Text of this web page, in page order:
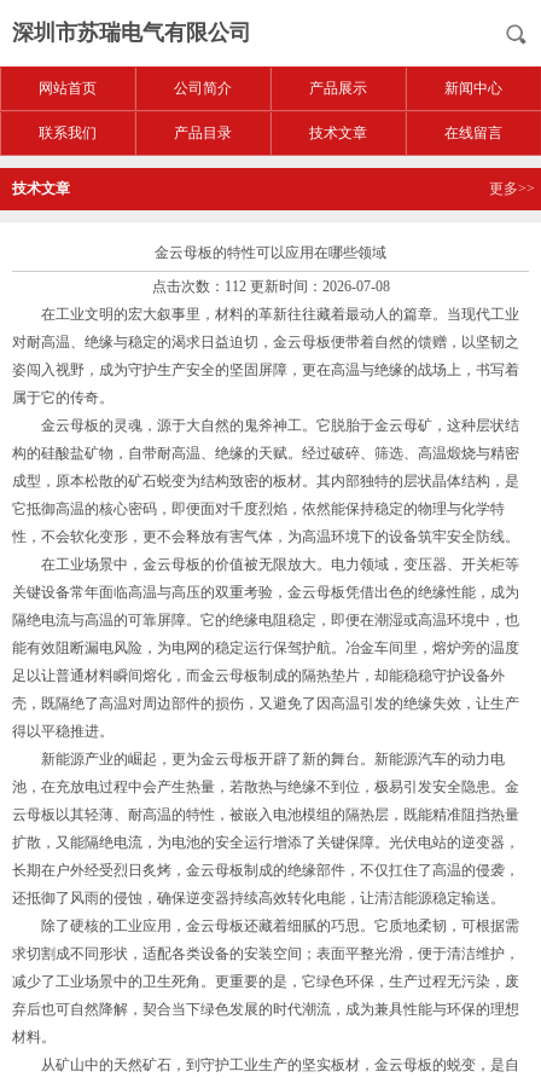
深圳市苏瑞电气有限公司
网站首页 公司简介 产品展示 新闻中心
联系我们 产品目录 技术文章 在线留言
技术文章 更多>>
金云母板的特性可以应用在哪些领域
点击次数：112 更新时间：2026-07-08
在工业文明的宏大叙事里，材料的革新往往藏着最动人的篇章。当现代工业
对耐高温、绝缘与稳定的渴求日益迫切，金云母板便带着自然的馈赠，以坚韧之
姿闯入视野，成为守护生产安全的坚固屏障，更在高温与绝缘的战场上，书写着
属于它的传奇。
金云母板的灵魂，源于大自然的鬼斧神工。它脱胎于金云母矿，这种层状结
构的硅酸盐矿物，自带耐高温、绝缘的天赋。经过破碎、筛选、高温煅烧与精密
成型，原本松散的矿石蜕变为结构致密的板材。其内部独特的层状晶体结构，是
它抵御高温的核心密码，即便面对千度烈焰，依然能保持稳定的物理与化学特
性，不会软化变形，更不会释放有害气体，为高温环境下的设备筑牢安全防线。
在工业场景中，金云母板的价值被无限放大。电力领域，变压器、开关柜等
关键设备常年面临高温与高压的双重考验，金云母板凭借出色的绝缘性能，成为
隔绝电流与高温的可靠屏障。它的绝缘电阻稳定，即便在潮湿或高温环境中，也
能有效阻断漏电风险，为电网的稳定运行保驾护航。冶金车间里，熔炉旁的温度
足以让普通材料瞬间熔化，而金云母板制成的隔热垫片，却能稳稳守护设备外
壳，既隔绝了高温对周边部件的损伤，又避免了因高温引发的绝缘失效，让生产
得以平稳推进。
新能源产业的崛起，更为金云母板开辟了新的舞台。新能源汽车的动力电
池，在充放电过程中会产生热量，若散热与绝缘不到位，极易引发安全隐患。金
云母板以其轻薄、耐高温的特性，被嵌入电池模组的隔热层，既能精准阻挡热量
扩散，又能隔绝电流，为电池的安全运行增添了关键保障。光伏电站的逆变器，
长期在户外经受烈日炙烤，金云母板制成的绝缘部件，不仅扛住了高温的侵袭，
还抵御了风雨的侵蚀，确保逆变器持续高效转化电能，让清洁能源稳定输送。
除了硬核的工业应用，金云母板还藏着细腻的巧思。它质地柔韧，可根据需
求切割成不同形状，适配各类设备的安装空间；表面平整光滑，便于清洁维护，
减少了工业场景中的卫生死角。更重要的是，它绿色环保，生产过程无污染，废
弃后也可自然降解，契合当下绿色发展的时代潮流，成为兼具性能与环保的理想
材料。
从矿山中的天然矿石，到守护工业生产的坚实板材，金云母板的蜕变，是自